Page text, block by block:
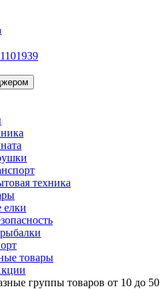
техника
елки
товары
группы товаров от 10 до 50